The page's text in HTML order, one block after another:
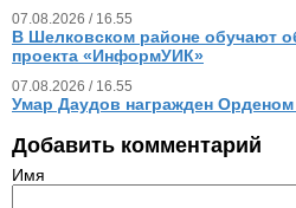
07.08.2026 / 16.55
В Шелковском районе обучают
проекта «ИнформУИК»
07.08.2026 / 16.55
Умар Даудов награжден
Добавить комментарий
Имя